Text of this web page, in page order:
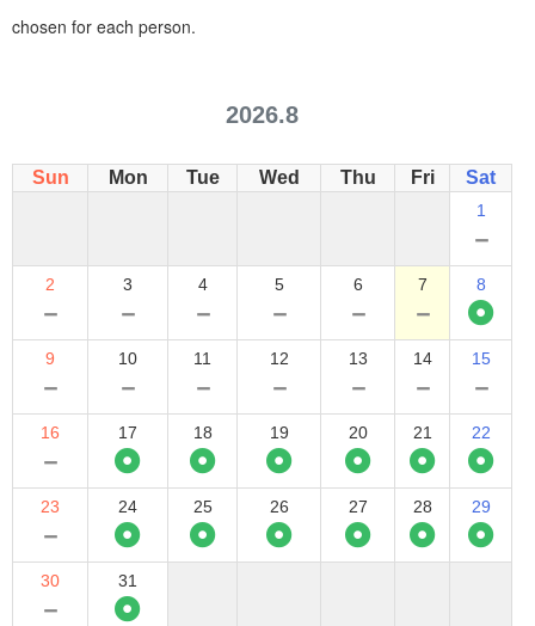
chosen for each person.
2026.8
Sun Mon Tue Wed Thu Fri Sat
1
－
2
－
3
－
4
－
5
－
6
－
7
－
8
9
－
10
－
11
－
12
－
13
－
14
－
15
－
16
－
17 18 19 20 21 22
23
－
24 25 26 27 28 29
30
－
31